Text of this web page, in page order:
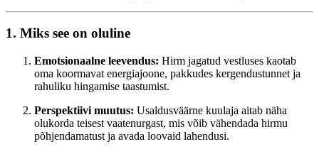
1. Miks see on oluline
Emotsionaalne leevendus: Hirm jagatud vestluses kaotab
oma koormavat energiajoone, pakkudes kergendustunnet ja
rahuliku hingamise taastumist.
Perspektiivi muutus: Usaldusväärne kuulaja aitab näha
olukorda teisest vaatenurgast, mis võib vähendada hirmu
põhjendamatust ja avada loovaid lahendusi.